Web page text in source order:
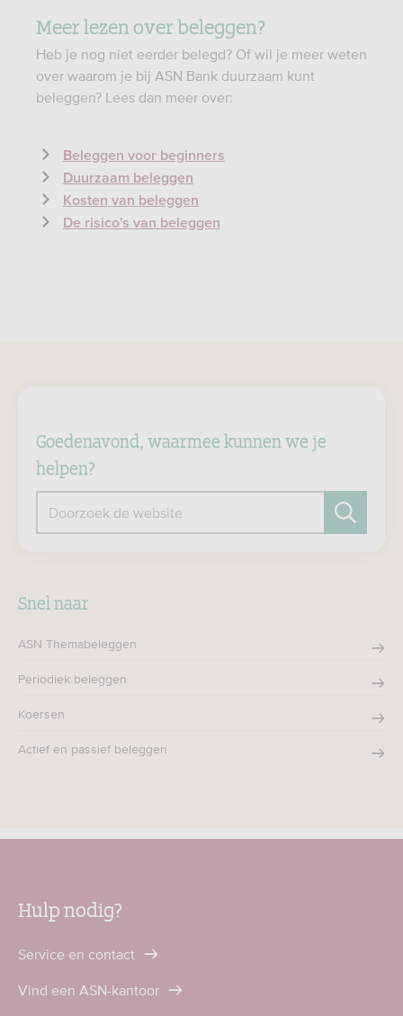
Meer lezen over beleggen?
Heb je nog niet eerder belegd? Of wil je meer weten
over waarom je bij ASN Bank duurzaam kunt
beleggen? Lees dan meer over:
Beleggen voor beginners
Duurzaam beleggen
Kosten van beleggen
De risico's van beleggen
Goedenavond, waarmee kunnen we je
helpen?
Doorzoek de website
Snel naar
ASN Themabeleggen
Periodiek beleggen
Koersen
Actief en passief beleggen
Hulp nodig?
Service en contact
Vind een ASN-kantoor